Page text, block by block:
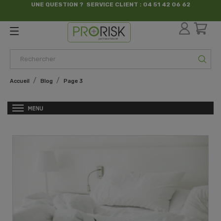
UNE QUESTION ? SERVICE CLIENT : 04 51 42 06 62
par France Sécurité
Accueil Blog Page 3